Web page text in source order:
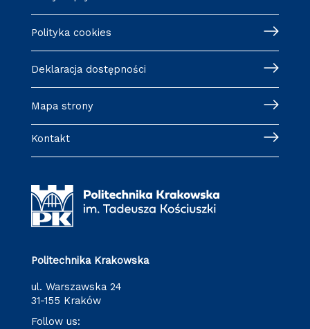
Polityka cookies
Deklaracja dostępności
Mapa strony
Kontakt
Politechnika Krakowska
ul. Warszawska 24
31-155 Kraków
Follow us: